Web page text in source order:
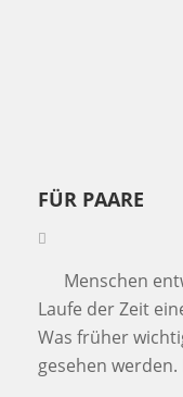
FÜR PAARE
Menschen
Laufe der Zeit
Was früher
gesehen